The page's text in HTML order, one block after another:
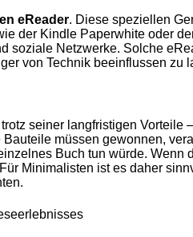
eReader. Diese speziellen
der Kindle Paperwhite oder
soziale Netzwerke. Solche
von Technik beeinflussen zu
seiner langfristigen
müssen gewonnen,
Buch tun würde. Wenn
Minimalisten ist es daher